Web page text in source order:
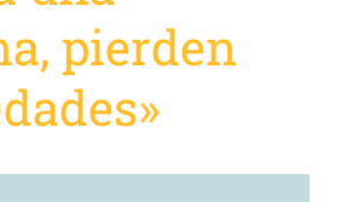
pierden